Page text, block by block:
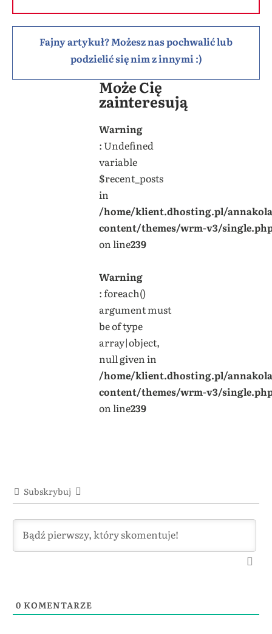
Fajny artykuł? Możesz nas pochwalić lub
podzielić się nim z innymi :)
Może Cię
zainteresują
Warning
: Undefined
variable
$recent_posts
in
/home/klient.dhosting.pl/
content/themes/wrm-v3/
on line239
Warning
: foreach()
argument must
be of type
array|object,
null given in
/home/klient.dhosting.pl/
content/themes/wrm-v3/
on line239
Subskrybuj
0 KOMENTARZE